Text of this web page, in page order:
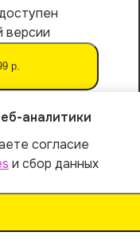
версии
р.
целей и
аналитики
согласие
и сбор данных